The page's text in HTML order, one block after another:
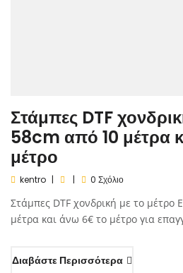
Στάμπες DTF
58cm από 10 μέτρα
μέτρο
kentro 0 Σχόλιο
Στάμπες DTF χονδρική με το
μέτρα και άνω 6€ το μέτρο για
Διαβάστε Περισσότερα